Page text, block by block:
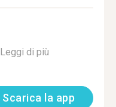
Leggi di più
Scarica la app